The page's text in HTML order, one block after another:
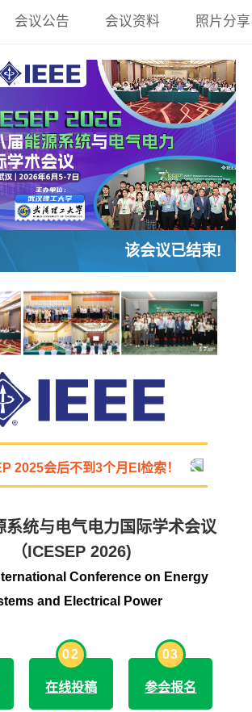
会议公告 会议资料 照片分享
该会议已结束!
2025会后不到3个月EI检索！
系统与电气电力国际学术会议
（ICESEP 2026)
Conference on Energy
and Electrical Power
02
在线投稿
03
参会报名